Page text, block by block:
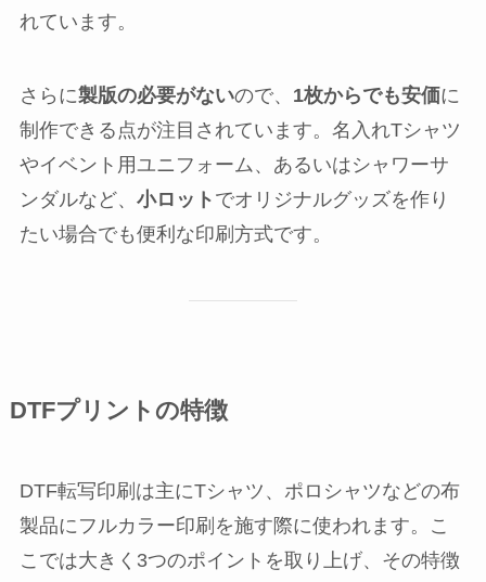
れています。
さらに製版の必要がないので、 1枚からでも安価に
制作できる点が注目されています。名入れTシャツ
やイベント用ユニフォーム、あるいはシャワーサ
ンダルなど、 小ロット でオリジナルグッズを作り
たい場合でも便利な印刷方式です。
DTFプリントの特徴
DTF転写印刷は主にTシャツ、ポロシャツなどの布
製品にフルカラー印刷を施す際に使われます。こ
こでは大きく3つのポイントを取り上げ、その特徴